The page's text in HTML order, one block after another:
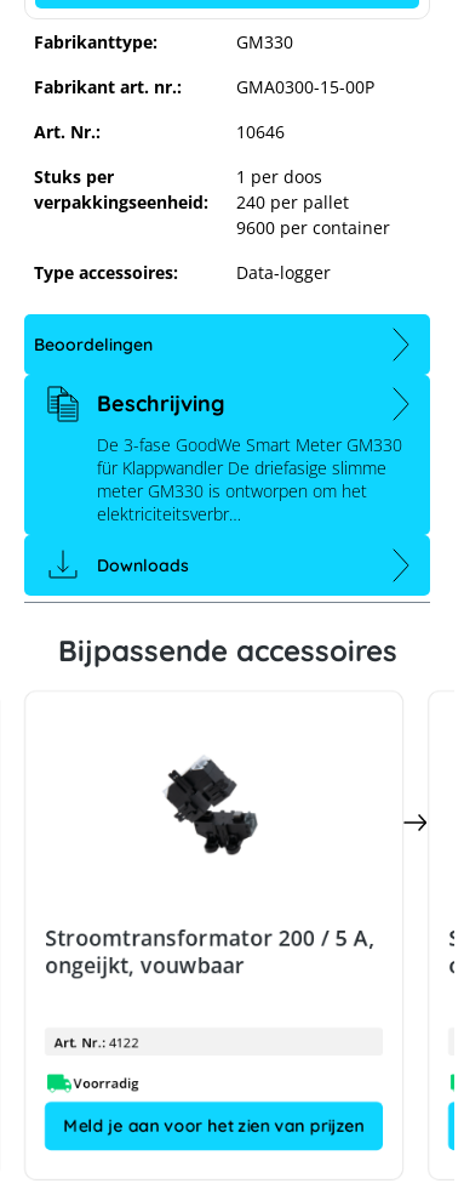
GoodWe Smart Meter GM330 (3-
Fabrikanttype:
GM330
Fabrikant art. nr.:
GMA0300-15-00P
Art. Nr.:
10646
Stuks per
verpakkingseenheid:
1 per doos
240 per pallet
9600 per container
Type accessoires:
Data-logger
Beoordelingen
Beschrijving
De 3-fase GoodWe Smart Meter GM330
für Klappwandler De driefasige slimme
meter GM330 is ontworpen om het
elektriciteitsverbr…
Downloads
Bijpassende accessoires
Stroomtransformator 200 / 5 A,
ongeijkt, vouwbaar
Art. Nr.: 4122
Voorradig
Meld je aan voor het zien van prijzen